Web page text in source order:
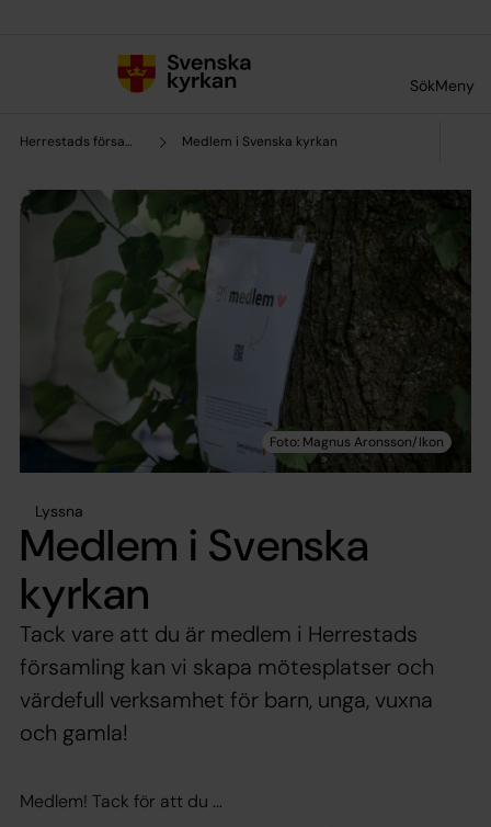
SökMeny
Herrestads församling Medlem i Svenska kyrkan
Lyssna
Medlem i Svenska
kyrkan
Tack vare att du är medlem i Herrestads
församling kan vi skapa mötesplatser och
värdefull verksamhet för barn, unga, vuxna
och gamla!
Medlem! Tack för att du ...